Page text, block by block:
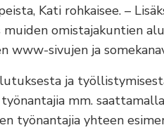
Kati rohkaisee. –
muiden omistajakuntien
www-sivujen ja
ja
mm.
työnantajia yhteen